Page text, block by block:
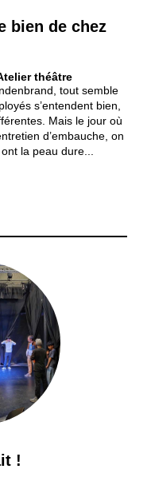
bien de chez
théâtre
tout semble
s’entendent bien,
Mais le jour où
d’embauche, on
la peau dure...
!